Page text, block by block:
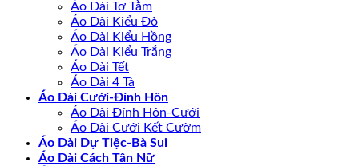
Áo Dài Tơ Tằm
Áo Dài Kiểu Đỏ
Áo Dài Kiểu Hồng
Áo Dài Kiểu Trắng
Áo Dài Tết
Áo Dài 4 Tà
Áo Dài Cưới-Đính Hôn
Áo Dài Đính Hôn-Cưới
Áo Dài Cưới Kết Cườm
Áo Dài Dự Tiệc-Bà Sui
Áo Dài Cách Tân Nữ